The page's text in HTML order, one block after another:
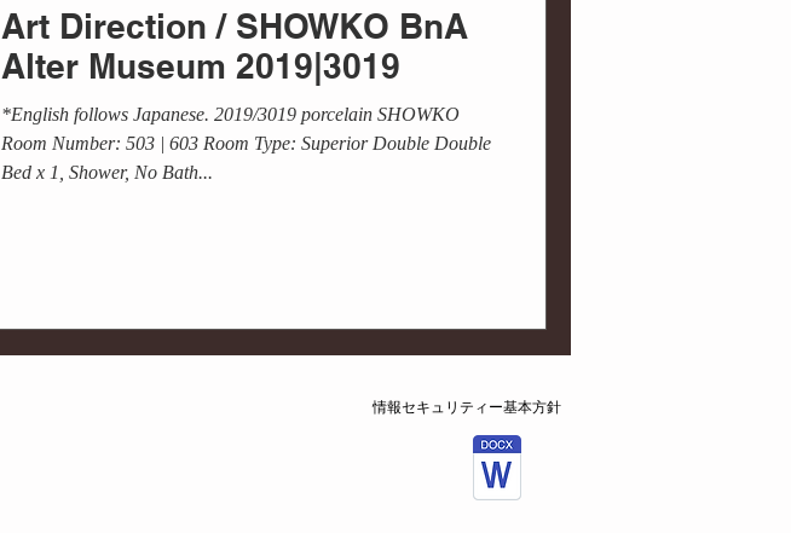
Art Direction / SHOWKO BnA
Alter Museum 2019|3019
*English follows Japanese. 2019/3019 porcelain SHOWKO
Room Number: 503 | 603 Room Type: Superior Double Double
Bed x 1, Shower, No Bath...
情報セキュリティー基本方針